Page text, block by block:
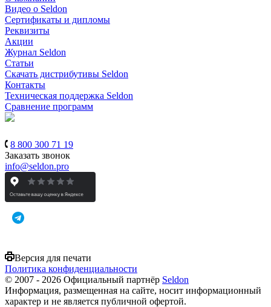
Видео о Seldon
Сертификаты и дипломы
Реквизиты
Акции
Журнал Seldon
Статьи
Скачать дистрибутивы Seldon
Контакты
Техническая поддержка Seldon
Сравнение программ
8 800 300 71 19
Заказать звонок
info@seldon.pro
Версия для печати
Политика конфиденциальности
© 2007 - 2026 Официальный партнёр Seldon
Информация, размещенная на сайте, носит информационный
характер и не является публичной офертой.